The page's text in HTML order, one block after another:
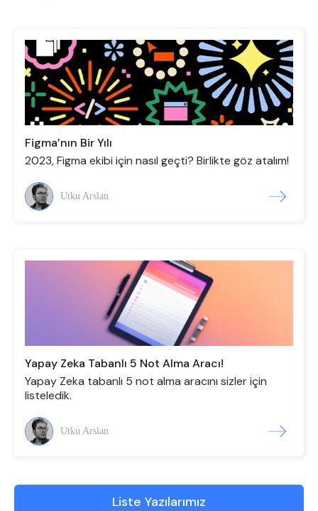
Figma’nın Bir Yılı
2023, Figma ekibi için nasıl geçti? Birlikte göz atalım!
Utku Arslan
Yapay Zeka Tabanlı 5 Not Alma Aracı!
Yapay Zeka tabanlı 5 not alma aracını sizler için
listeledik.
Utku Arslan
Liste Yazılarımız